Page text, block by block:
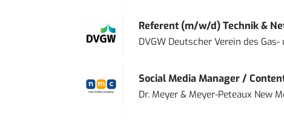
Referent (m/w/d) Technik &
DVGW Deutscher Verein des
Social Media Manager /
Dr. Meyer & Meyer-Peteaux New